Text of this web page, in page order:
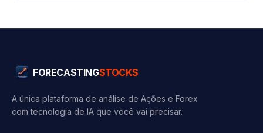
FORECASTINGSTOCKS
A única plataforma de análise de Ações e Forex
com tecnologia de IA que você vai precisar.